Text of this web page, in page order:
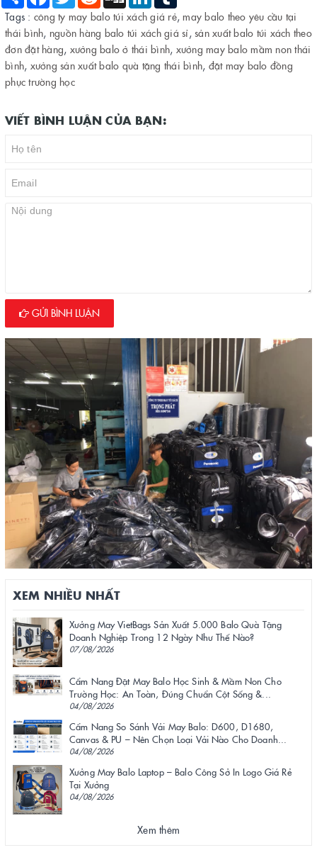
Tags : công ty may balo túi xách giá rẻ,may balo theo yêu cầu tại
thái bình, nguồn hàng balo túi xách giá sỉ, sản xuất balo túi xách theo
đơn đặt hàng, xưởng balo ở thái bình, xưởng may balo mầm non thái
bình, xưởng sản xuất balo quà tặng thái bình, đặt may balo đồng
phục trường học
VIẾT BÌNH LUẬN CỦA BẠN:
GỬI BÌNH LUẬN
XEM NHIỀU NHẤT
Xưởng May VietBags Sản Xuất 5.000 Balo Quà Tặng
Doanh Nghiệp Trong 12 Ngày Như Thế Nào?
07/08/2026
Cẩm Nang Đặt May Balo Học Sinh & Mầm Non Cho
Trường Học: An Toàn, Đúng Chuẩn Cột Sống &...
04/08/2026
Cẩm Nang So Sánh Vải May Balo: D600, D1680,
Canvas & PU – Nên Chọn Loại Vải Nào Cho Doanh...
04/08/2026
Xưởng May Balo Laptop – Balo Công Sở In Logo Giá Rẻ
Tại Xưởng
04/08/2026
Xem thêm